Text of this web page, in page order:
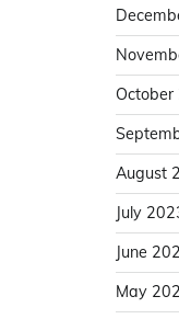
October
August
July
June
May